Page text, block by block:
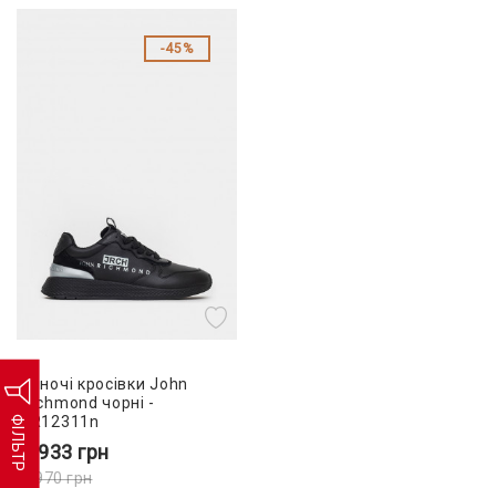
ФІЛЬТР
45%
Жіночі кросівки John
Richmond чорні -
JR12311n
4 933 грн
8 970грн